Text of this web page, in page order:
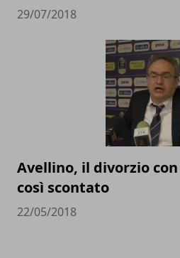
29/07/2018
Avellino, il divorzio
così scontato
22/05/2018